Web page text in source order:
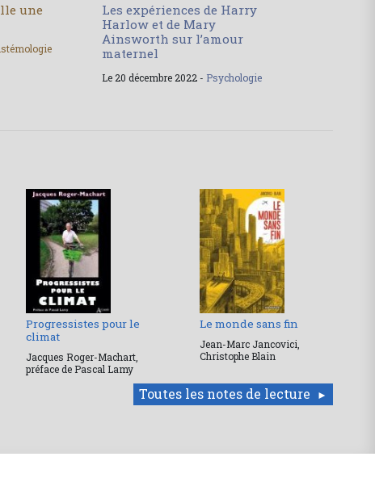
une
Les expériences de Harry
Harlow et de Mary
Ainsworth sur l’amour
maternel
Le 20 décembre 2022 - Psychologie
Progressistes pour le
climat
Jacques Roger-Machart,
préface de Pascal Lamy
Le monde sans fin
Jean-Marc Jancovici,
Christophe Blain
Toutes les notes de lecture